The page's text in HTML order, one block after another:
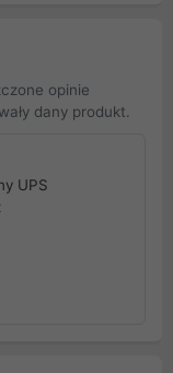
opinie
dany produkt.
UPS